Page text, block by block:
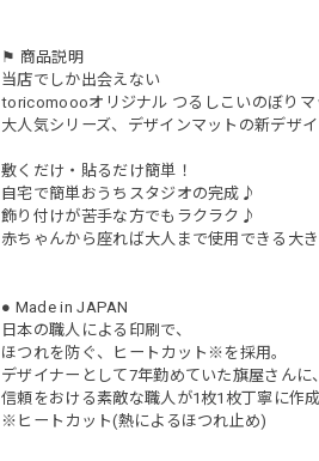
⚑ 商品説明
当店でしか出会えない
toricomoooオリジナル つるしこいのぼりマ
大人気シリーズ、デザインマットの新デザイ
敷くだけ・貼るだけ簡単！
自宅で簡単おうちスタジオの完成♪
飾り付けが苦手な方でもラクラク♪
赤ちゃんから座れば大人まで使用できる大
● Made in JAPAN
日本の職人による印刷で、
ほつれを防ぐ、ヒートカット※を採用。
デザイナーとして7年勤めていた旗屋さんに
信頼をおける素敵な職人が1枚1枚丁寧に作
※ヒートカット(熱によるほつれ止め)